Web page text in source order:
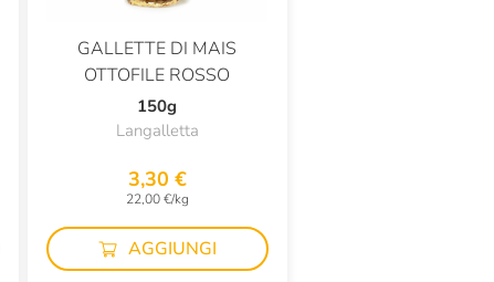
GALLETTE DI MAIS
OTTOFILE ROSSO
150g
Langalletta
3,30 €
22,00 €/kg
AGGIUNGI